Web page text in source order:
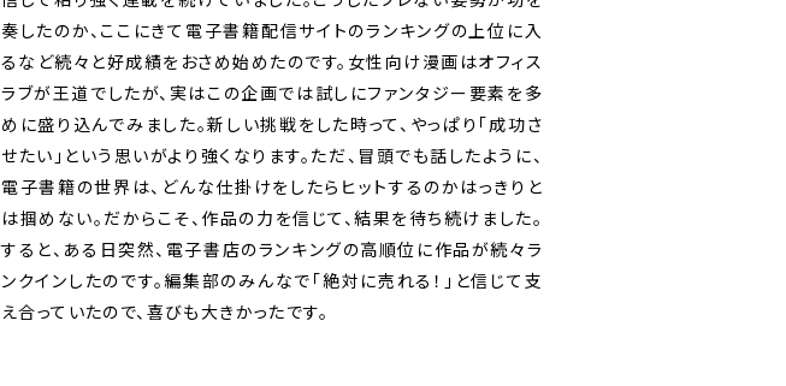
奏したのか、ここにきて電子書籍配信サイトのランキングの上位に入
るなど続々と好成績をおさめ始めたのです。女性向け漫画はオフィス
ラブが王道でしたが、実はこの企画では試しにファンタジー要素を多
めに盛り込んでみました。新しい挑戦をした時って、やっぱり「成功さ
せたい」という思いがより強くなります。ただ、冒頭でも話したように、
電子書籍の世界は、どんな仕掛けをしたらヒットするのかはっきりと
は掴めない。だからこそ、作品の力を信じて、結果を待ち続けました。
すると、ある日突然、電子書店のランキングの高順位に作品が続々ラ
ンクインしたのです。編集部のみんなで「絶対に売れる！」と信じて支
え合っていたので、喜びも大きかったです。